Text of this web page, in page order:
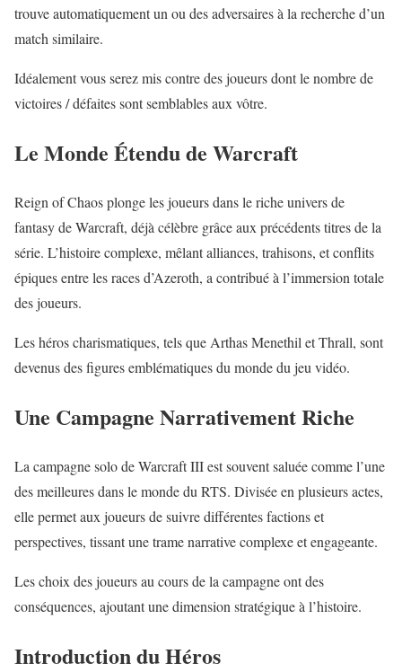
trouve automatiquement un ou des adversaires à la recherche d’un
match similaire.
Idéalement vous serez mis contre des joueurs dont le nombre de
victoires / défaites sont semblables aux vôtre.
Le Monde Étendu de Warcraft
Reign of Chaos plonge les joueurs dans le riche univers de
fantasy de Warcraft, déjà célèbre grâce aux précédents titres de la
série. L’histoire complexe, mêlant alliances, trahisons, et conflits
épiques entre les races d’Azeroth, a contribué à l’immersion totale
des joueurs.
Les héros charismatiques, tels que Arthas Menethil et Thrall, sont
devenus des figures emblématiques du monde du jeu vidéo.
Une Campagne Narrativement Riche
La campagne solo de Warcraft III est souvent saluée comme l’une
des meilleures dans le monde du RTS. Divisée en plusieurs actes,
elle permet aux joueurs de suivre différentes factions et
perspectives, tissant une trame narrative complexe et engageante.
Les choix des joueurs au cours de la campagne ont des
conséquences, ajoutant une dimension stratégique à l’histoire.
Introduction du Héros